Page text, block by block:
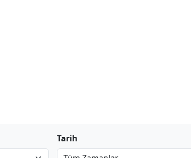
Tarih